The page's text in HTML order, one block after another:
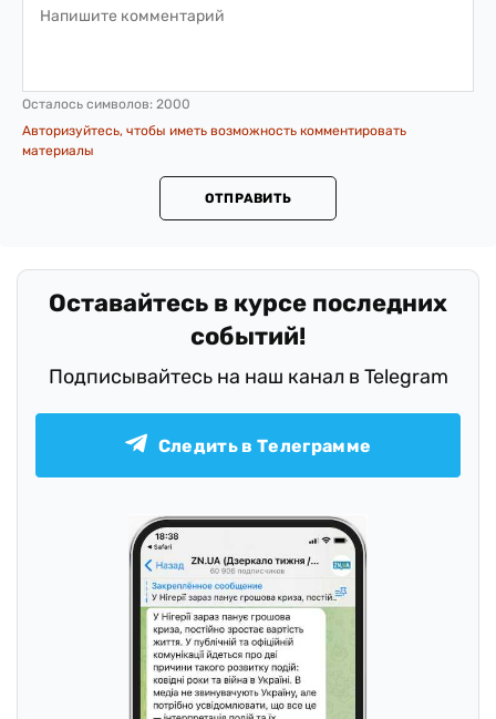
Осталось символов: 2000
Авторизуйтесь, чтобы иметь возможность комментировать
материалы
ОТПРАВИТЬ
Оставайтесь в курсе последних
событий!
Подписывайтесь на наш канал в Telegram
Следить в Телеграмме